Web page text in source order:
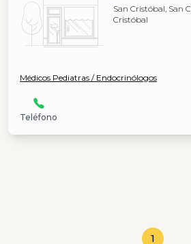
San Cristóbal, San
Cristóbal
Médicos Pediatras / Endocrinólogos
Teléfono
1